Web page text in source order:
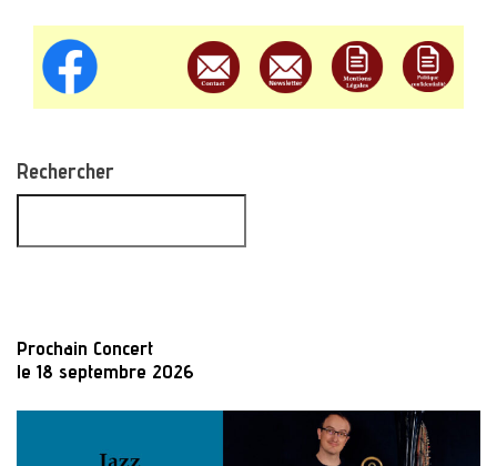
Rechercher
Prochain Concert
le 18 septembre 2026